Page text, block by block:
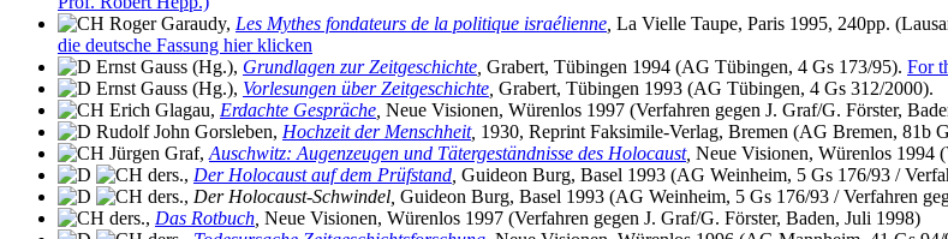
Roger Garaudy, Les Mythes fondateurs de la politique israélienne La Vielle Taupe, Paris 1995, 240pp.
die deutsche Fassung hier klicken
Ernst Gauss (Hg.), Grundlagen zur Zeitgeschichte Grabert, Tübingen 1994 (AG Tübingen, 4 Gs 173/95). For
Ernst Gauss (Hg.), Vorlesungen über Zeitgeschichte Grabert, Tübingen 1993 (AG Tübingen, 4 Gs 312/2000).
Erich Glagau, Erdachte Gespräche Neue Visionen, Würenlos 1997 (Verfahren gegen J. Graf/G. Förster,
Rudolf John Gorsleben, Hochzeit der Menschheit, 1930, Reprint Faksimile-Verlag, Bremen (AG Bremen, 81b
Jürgen Graf, Auschwitz: Augenzeugen und Tätergeständnisse des Holocaust, Neue Visionen, Würenlos 1994
ders., Der Holocaust auf dem Prüfstand Guideon Burg, Basel 1993 (AG Weinheim, 5 Gs 176/93 /
ders., Der Holocaust-Schwindel, Guideon Burg, Basel 1993 (AG Weinheim, 5 Gs 176/93 / Verfahren
ders., Das Rotbuch Neue Visionen, Würenlos 1997 (Verfahren gegen J. Graf/G. Förster, Baden, Juli 1998)